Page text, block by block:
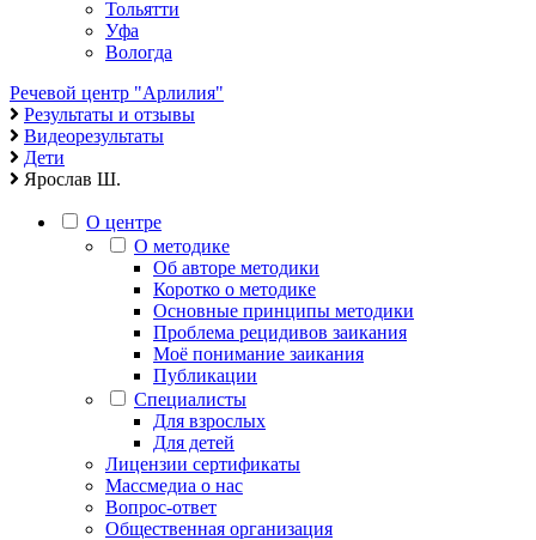
Тольятти
Уфа
Вологда
Речевой центр "Арлилия"
Результаты и отзывы
Видеорезультаты
Дети
Ярослав Ш.
О центре
О методике
Об авторе методики
Коротко о методике
Основные принципы методики
Проблема рецидивов заикания
Моё понимание заикания
Публикации
Специалисты
Для взрослых
Для детей
Лицензии сертификаты
Массмедиа о нас
Вопрос-ответ
Общественная организация